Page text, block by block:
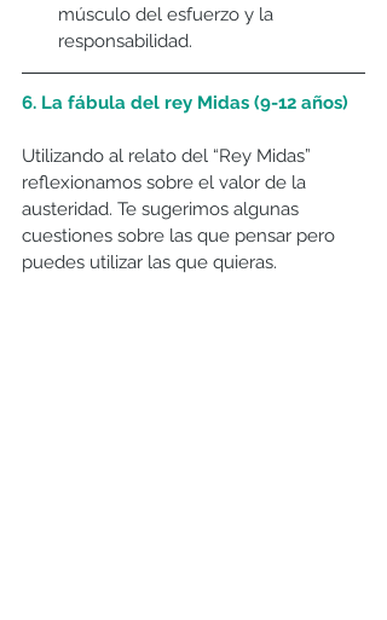
músculo del esfuerzo y la
responsabilidad.
6. La fábula del rey Midas (9-12 años)
Utilizando al relato del “Rey Midas”
reflexionamos sobre el valor de la
austeridad. Te sugerimos algunas
cuestiones sobre las que pensar pero
puedes utilizar las que quieras.